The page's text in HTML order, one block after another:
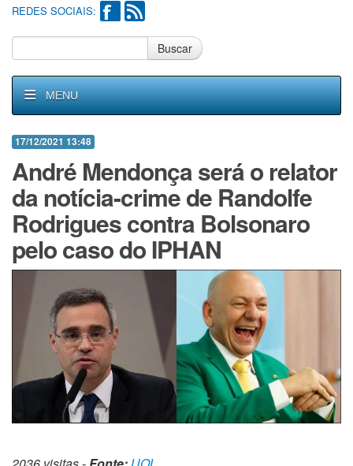
REDES SOCIAIS:
Buscar
MENU
17/12/2021 13:48
André Mendonça será o relator
da notícia-crime de Randolfe
Rodrigues contra Bolsonaro
pelo caso do IPHAN